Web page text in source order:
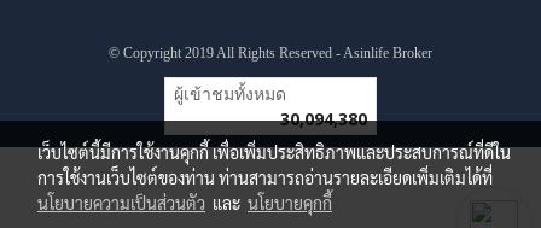
© Copyright 2019 All Rights Reserved - Asinlife Broker
ผู้เข้าชมทั้งหมด
30,094,380
เว็บไซต์นี้มีการใช้งานคุกกี้ เพื่อเพิ่มประสิทธิภาพและประสบการณ์ที่ดีใน
การใช้งานเว็บไซต์ของท่าน ท่านสามารถอ่านรายละเอียดเพิ่มเติมได้ที่
นโยบายความเป็นส่วนตัว และ นโยบายคุกกี้